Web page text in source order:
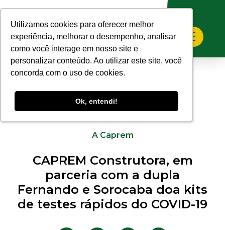
Utilizamos cookies para oferecer melhor
experiência, melhorar o desempenho, analisar
como você interage em nosso site e
personalizar conteúdo. Ao utilizar este site, você
concorda com o uso de cookies.
Ok, entendi!
Utilizamos cookies para oferecer melhor
experiência, melhorar o desempenho, analisar
como você interage em nosso site e
personalizar conteúdo. Ao utilizar este site, você
concorda com o uso de cookies.
Ok, entendi!
A Caprem
CAPREM Construtora, em
parceria com a dupla
Fernando e Sorocaba doa kits
de testes rápidos do COVID-19